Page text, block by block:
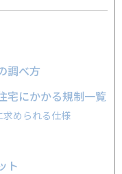
調べ方
宅にかかる規制一覧
められる仕様
ト